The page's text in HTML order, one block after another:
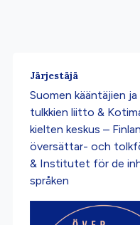
Järjestäjä
Suomen kääntäjien ja
tulkkien liitto &
kielten keskus –
översättar- och
& Institutet för de
språken